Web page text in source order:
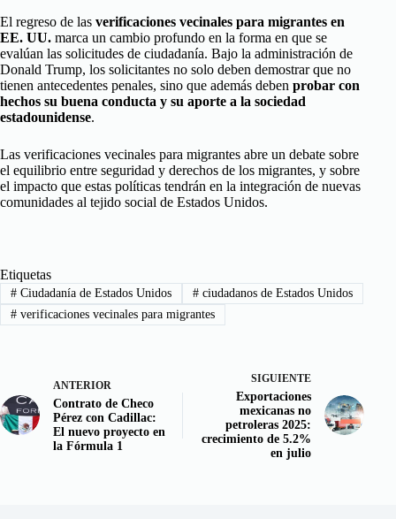
El regreso de las verificaciones vecinales para migrantes en
EE. UU. marca un cambio profundo en la forma en que se
evalúan las solicitudes de ciudadanía. Bajo la administración de
Donald Trump, los solicitantes no solo deben demostrar que no
tienen antecedentes penales, sino que además deben probar con
hechos su buena conducta y su aporte a la sociedad
estadounidense.
Las verificaciones vecinales para migrantes abre un debate sobre
el equilibrio entre seguridad y derechos de los migrantes, y sobre
el impacto que estas políticas tendrán en la integración de nuevas
comunidades al tejido social de Estados Unidos.
Etiquetas
#Ciudadanía de Estados Unidos #ciudadanos de Estados Unidos
#verificaciones vecinales para migrantes
ANTERIOR
Contrato de Checo
Pérez con Cadillac:
El nuevo proyecto en
la Fórmula 1
SIGUIENTE
Exportaciones
mexicanas no
petroleras 2025:
crecimiento de 5.2%
en julio